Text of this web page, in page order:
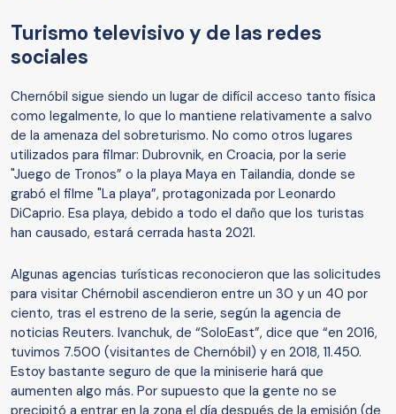
Turismo televisivo y de las redes
sociales
Chernóbil sigue siendo un lugar de difícil acceso tanto física
como legalmente, lo que lo mantiene relativamente a salvo
de la amenaza del sobreturismo. No como otros lugares
utilizados para filmar: Dubrovnik, en Croacia, por la serie
"Juego de Tronos” o la playa Maya en Tailandia, donde se
grabó el filme "La playa”, protagonizada por Leonardo
DiCaprio. Esa playa, debido a todo el daño que los turistas
han causado, estará cerrada hasta 2021.
Algunas agencias turísticas reconocieron que las solicitudes
para visitar Chérnobil ascendieron entre un 30 y un 40 por
ciento, tras el estreno de la serie, según la agencia de
noticias Reuters. Ivanchuk, de “SoloEast”, dice que “en 2016,
tuvimos 7.500 (visitantes de Chernóbil) y en 2018, 11.450.
Estoy bastante seguro de que la miniserie hará que
aumenten algo más. Por supuesto que la gente no se